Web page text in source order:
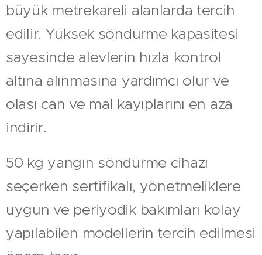
büyük metrekareli alanlarda tercih
edilir. Yüksek söndürme kapasitesi
sayesinde alevlerin hızla kontrol
altına alınmasına yardımcı olur ve
olası can ve mal kayıplarını en aza
indirir.
50 kg yangın söndürme cihazı
seçerken sertifikalı, yönetmeliklere
uygun ve periyodik bakımları kolay
yapılabilen modellerin tercih edilmesi